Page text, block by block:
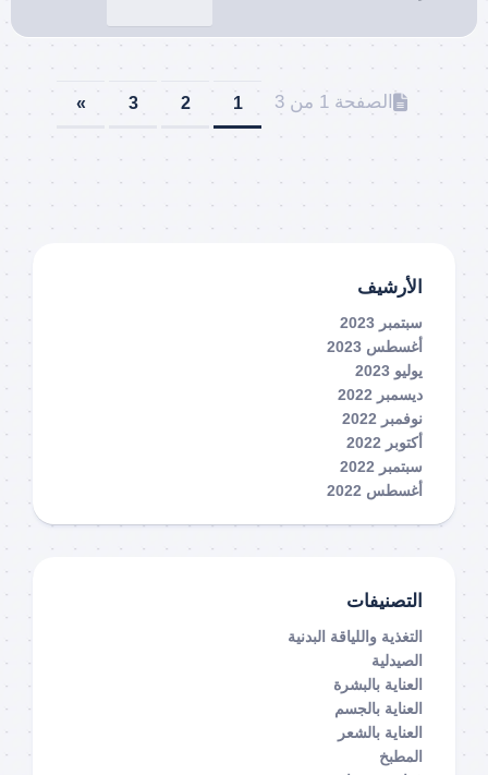
الصفحة 1 من 3 1
2
3
»
الأرشيف
سبتمبر 2023
أغسطس 2023
يوليو 2023
ديسمبر 2022
نوفمبر 2022
أكتوبر 2022
سبتمبر 2022
أغسطس 2022
التصنيفات
التغذية واللياقة البدنية
الصيدلية
العناية بالبشرة
العناية بالجسم
العناية بالشعر
المطبخ